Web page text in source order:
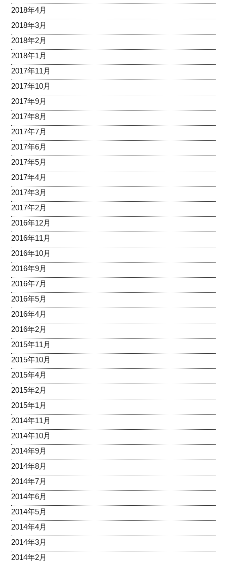
2018年4月
2018年3月
2018年2月
2018年1月
2017年11月
2017年10月
2017年9月
2017年8月
2017年7月
2017年6月
2017年5月
2017年4月
2017年3月
2017年2月
2016年12月
2016年11月
2016年10月
2016年9月
2016年7月
2016年5月
2016年4月
2016年2月
2015年11月
2015年10月
2015年4月
2015年2月
2015年1月
2014年11月
2014年10月
2014年9月
2014年8月
2014年7月
2014年6月
2014年5月
2014年4月
2014年3月
2014年2月